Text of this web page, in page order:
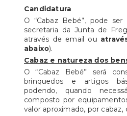
Candidatura
O “Cabaz Bebé”, pode
secretaria da Junta de
através de email ou
abaixo).
Cabaz e natureza dos
O “Cabaz Bebé” será
brinquedos e artigos
podendo, quando
composto por
valor aproximado, por